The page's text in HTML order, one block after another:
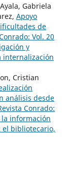
Gabriela
Apoyo
de
Vol. 20
y
internalización
Cristian
análisis desde
Conrado:
la información
el bibliotecario,